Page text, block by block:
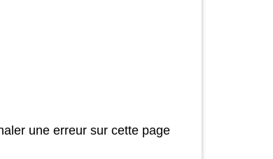
une erreur sur cette page